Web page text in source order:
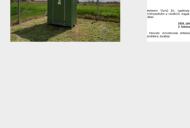
II. fokú vízkorlátozásról
tájékoztató